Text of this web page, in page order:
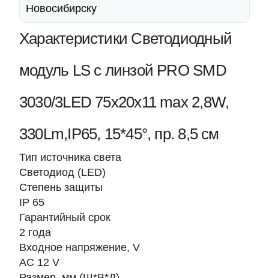
Новосибирску
Характеристики Светодиодный
модуль LS с линзой PRO SMD
3030/3LED 75х20х11 max 2,8W,
330Lm,IP65, 15*45°, пр. 8,5 см
Тип источника света
Светодиод (LED)
Степень защиты
IP 65
Гарантийный срок
2 года
Входное напряжение, V
AC 12 V